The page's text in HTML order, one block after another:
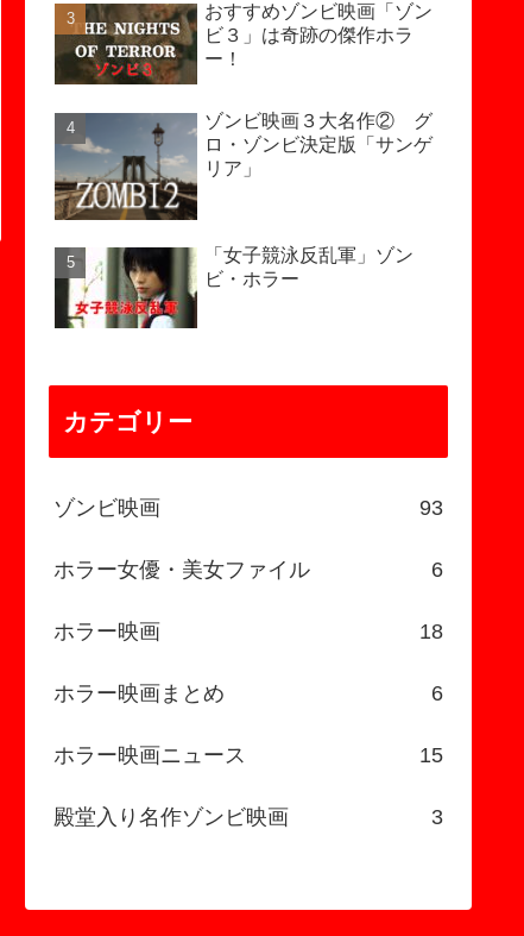
おすすめゾンビ映画「ゾン
ビ３」は奇跡の傑作ホラ
ー！
ゾンビ映画３大名作② グ
ロ・ゾンビ決定版「サンゲ
リア」
「女子競泳反乱軍」ゾン
ビ・ホラー
カテゴリー
ゾンビ映画 93
ホラー女優・美女ファイル 6
ホラー映画 18
ホラー映画まとめ 6
ホラー映画ニュース 15
殿堂入り名作ゾンビ映画 3